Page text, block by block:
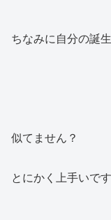
ちなみに自分の誕
似てません？
とにかく上手いで